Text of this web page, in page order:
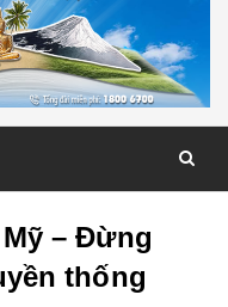
– Đừng
thống